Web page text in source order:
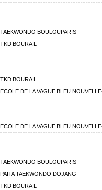
TAEKWONDO BOULOUPARIS
TKD BOURAIL
TKD BOURAIL
ECOLE DE LA VAGUE BLEU
ECOLE DE LA VAGUE BLEU
TAEKWONDO BOULOUPARIS
PAITA TAEKWONDO DOJANG
TKD BOURAIL